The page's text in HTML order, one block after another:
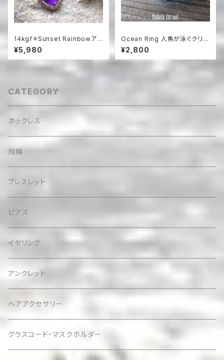
14kgf＊Sunset Rainbowアメ
ジストと虹色オパールの夕暮れ
ネックレス（14KGFローズゴー
ルド）
¥5,980
Ocean Ring 人魚が泳ぐクリア
アクアブルーの樹脂リング
¥2,800
CATEGORY
ネックレス
指輪
ブレスレット
ピアス
イヤリング
アンクレット
ヘアアクセサリー
グラスコード・マスクホルダー